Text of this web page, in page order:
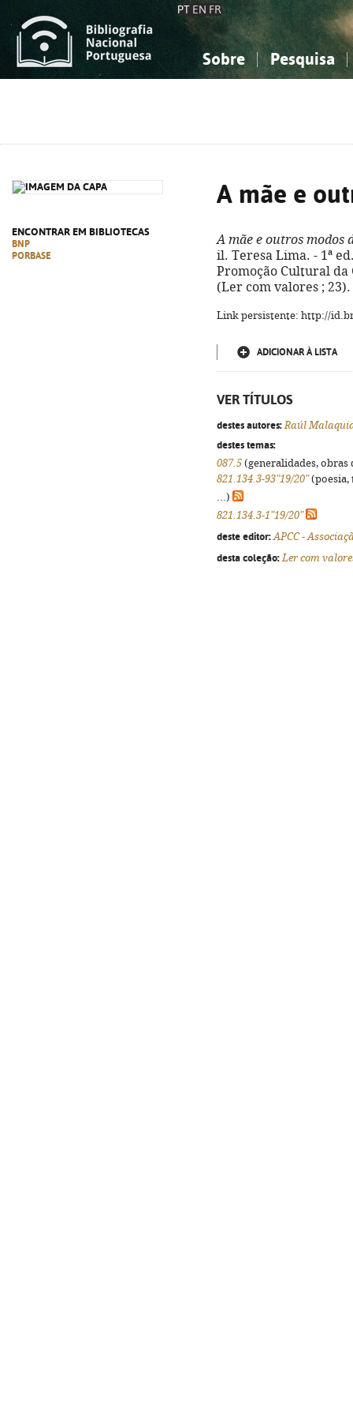
PT EN FR
Sobre Pesquisa
ENCONTRAR EM BIBLIOTECAS
BNP
PORBASE
A mãe e
A mãe e outros modos
il. Teresa Lima. - 1ª
Promoção Cultural da
(Ler com valores ; 23).
Link persistente: http://
ADICIONAR À LISTA
VER TÍTULOS
destes autores: Raúl
destes temas:
087.5 (generalidades,
821.134.3-93"19/20"(poesia,
...)
821.134.3-1"19/20"
deste editor: APCC -
desta coleção: Ler com